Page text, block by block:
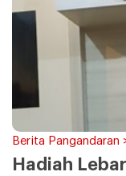
Berita Pangandaran
Hadiah